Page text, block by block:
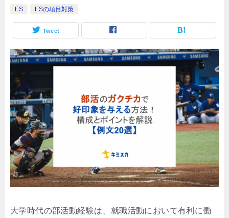
ES
ESの項目対策
Tweet
大学時代の部活動経験は、就職活動において有利に働